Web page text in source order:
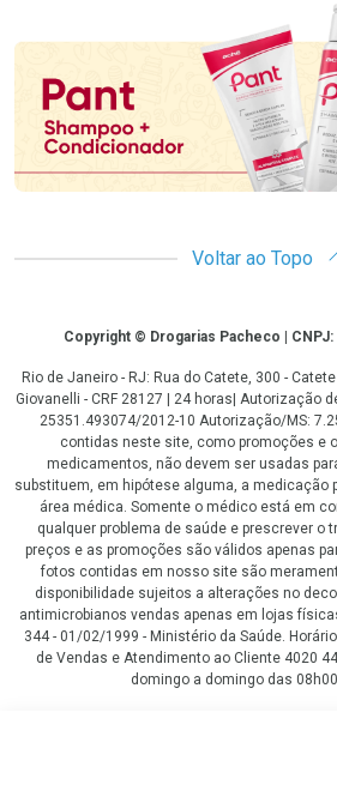
Promoção em Destaque
Voltar ao Topo
CopyrightCopyright © Drogarias Pacheco |
Rio de Janeiro - RJ: Rua do Catete, 300 -
Giovanelli - CRF 28127 | 24 horas| Autorização
25351.493074/2012-10 Autorização/MS:
contidas neste site, como promoções e
medicamentos, não devem ser usadas
substituem, em hipótese alguma, a medicação
área médica. Somente o médico está em
qualquer problema de saúde e prescrever o
preços e as promoções são válidos apenas
fotos contidas em nosso site são
disponibilidade sujeitos a alterações no
antimicrobianos vendas apenas em lojas
344 - 01/02/1999 - Ministério da Saúde.
de Vendas e Atendimento ao Cliente 4020
domingo a domingo das